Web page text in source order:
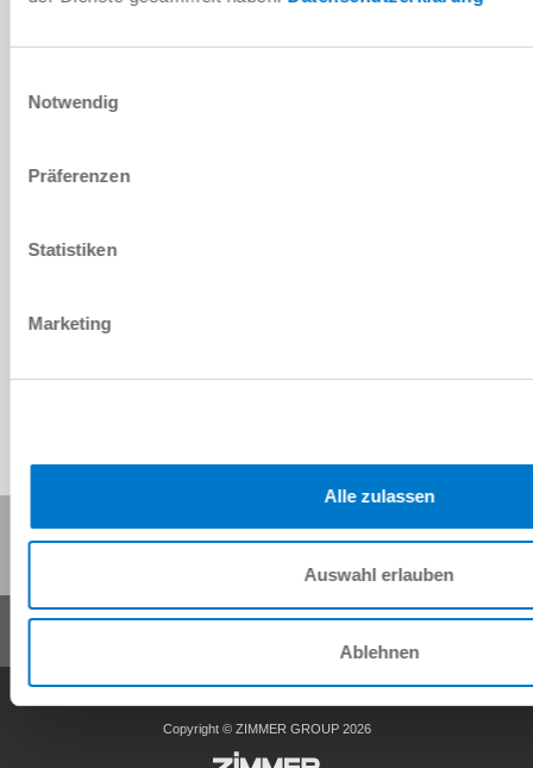
Notwendig
Präferenzen
Statistiken
Marketing
Alle zulassen
Auswahl erlauben
Ablehnen
AGB Datenschutz Impressum Kontakt
Copyright © ZIMMER GROUP 2026